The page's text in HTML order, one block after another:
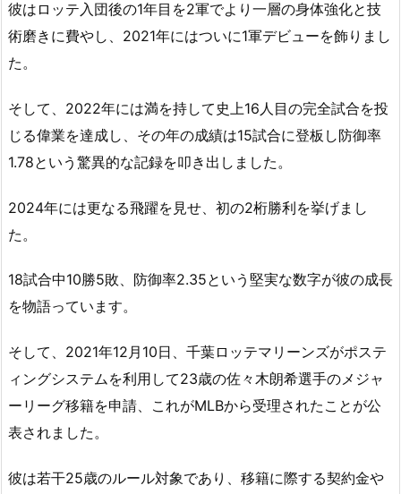
彼はロッテ入団後の1年目を2軍でより一層の身体強化と技
術磨きに費やし、2021年にはついに1軍デビューを飾りまし
た。
そして、2022年には満を持して史上16人目の完全試合を投
じる偉業を達成し、その年の成績は15試合に登板し防御率
1.78という驚異的な記録を叩き出しました。
2024年には更なる飛躍を見せ、初の2桁勝利を挙げまし
た。
18試合中10勝5敗、防御率2.35という堅実な数字が彼の成長
を物語っています。
そして、2021年12月10日、千葉ロッテマリーンズがポステ
ィングシステムを利用して23歳の佐々木朗希選手のメジャ
ーリーグ移籍を申請、これがMLBから受理されたことが公
表されました。
彼は若干25歳のルール対象であり、移籍に際する契約金や